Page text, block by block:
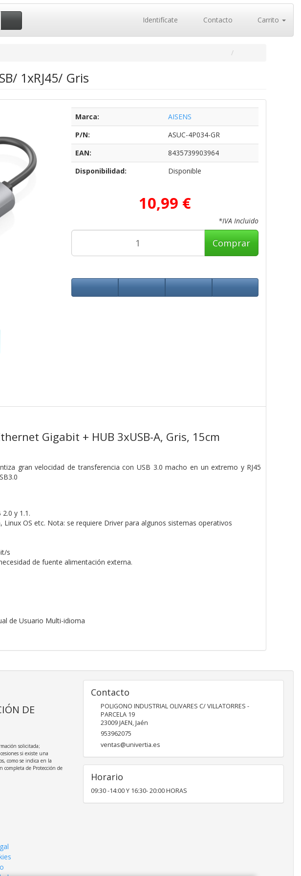
Identifícate Contacto Carrito
1xRJ45/ Gris
Marca:
AISENS
P/N:
ASUC-4P034-GR
EAN:
8435739903964
Disponibilidad:
Disponible
10,99 €
*IVA Incluido
Comprar
Gigabit + HUB 3xUSB-A, Gris, 15cm
gran velocidad de transferencia con USB 3.0 macho en un extremo y RJ45
y 1.1.
OS etc. Nota: se requiere Driver para algunos sistemas operativos
s
de fuente alimentación externa.
de Usuario Multi-idioma
DE
solicitada;
si existe una
como se indica en la
completa de Protección de
Contacto
POLIGONO INDUSTRIAL OLIVARES C/ VILLATORRES -
PARCELA 19
23009JAEN,Jaén
953962075
ventas@univertia.es
Horario
09:30 -14:00 Y 16:30- 20:00 HORAS